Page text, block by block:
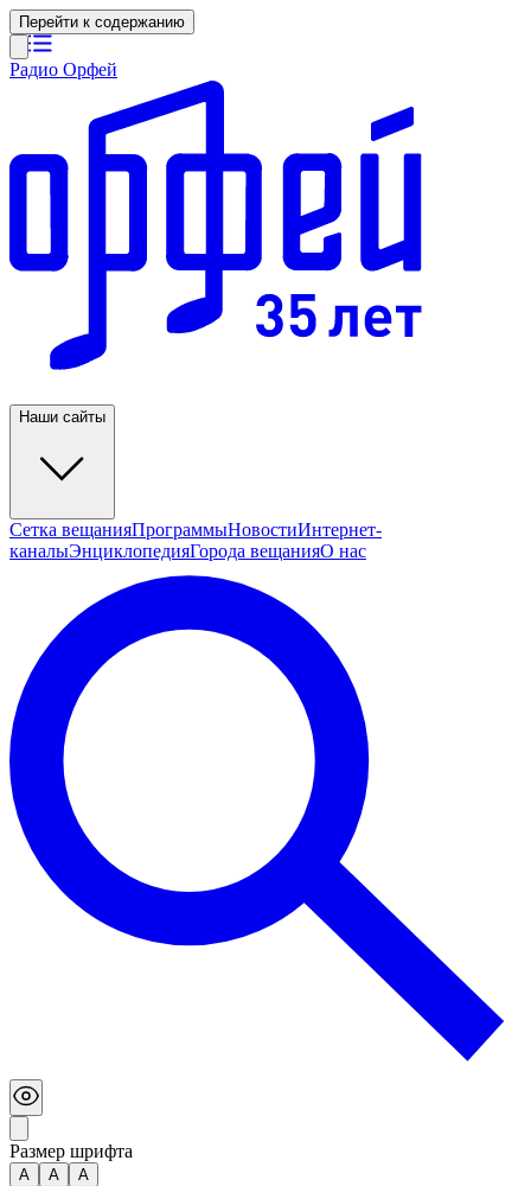
Перейти к содержанию
Радио Орфей
Наши сайты
Сетка вещанияПрограммыНовостиИнтернет-
каналыЭнциклопедияГорода вещанияО нас
Размер шрифта
А A A